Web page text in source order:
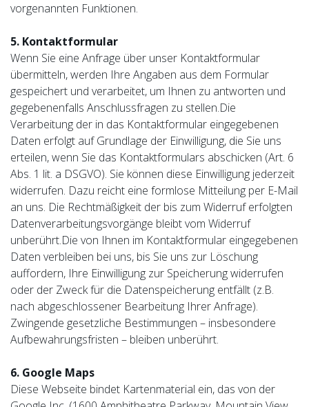
vorgenannten Funktionen.
5. Kontaktformular
Wenn Sie eine Anfrage über unser Kontaktformular
übermitteln, werden Ihre Angaben aus dem Formular
gespeichert und verarbeitet, um Ihnen zu antworten und
gegebenenfalls Anschlussfragen zu stellen.Die
Verarbeitung der in das Kontaktformular eingegebenen
Daten erfolgt auf Grundlage der Einwilligung, die Sie uns
erteilen, wenn Sie das Kontaktformulars abschicken (Art. 6
Abs. 1 lit. a DSGVO). Sie können diese Einwilligung jederzeit
widerrufen. Dazu reicht eine formlose Mitteilung per E-Mail
an uns. Die Rechtmäßigkeit der bis zum Widerruf erfolgten
Datenverarbeitungsvorgänge bleibt vom Widerruf
unberührt.Die von Ihnen im Kontaktformular eingegebenen
Daten verbleiben bei uns, bis Sie uns zur Löschung
auffordern, Ihre Einwilligung zur Speicherung widerrufen
oder der Zweck für die Datenspeicherung entfällt (z.B.
nach abgeschlossener Bearbeitung Ihrer Anfrage).
Zwingende gesetzliche Bestimmungen – insbesondere
Aufbewahrungsfristen – bleiben unberührt.
6. Google Maps
Diese Webseite bindet Kartenmaterial ein, das von der